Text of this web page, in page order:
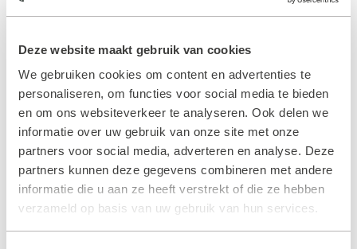
Deze website maakt gebruik van cookies
We gebruiken cookies om content en advertenties te
personaliseren, om functies voor social media te bieden
en om ons websiteverkeer te analyseren. Ook delen we
informatie over uw gebruik van onze site met onze
partners voor social media, adverteren en analyse. Deze
partners kunnen deze gegevens combineren met andere
informatie die u aan ze heeft verstrekt of die ze hebben
verzameld op basis van uw gebruik van hun services.
volledig bebost zijn.
Het streven van deze Natuurwerkgroep is
meer heidegebied. Iedere maandagmorgen
van september tot ongeveer maart/april – het
begin van het broedseizoen – zijn de mannen
in het Vrouwenveld te vinden. Als ze niet aan
het werk zijn, vind je ze even aan de koffie in de
oude schaftkeet die ze ooit van Bouwbedrijf